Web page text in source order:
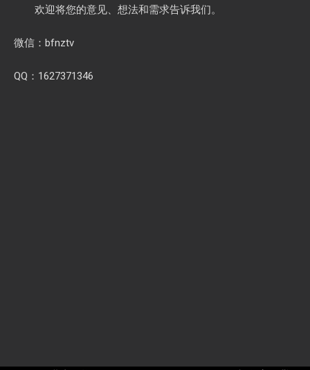
欢迎将您的意见、想法和需求告诉我们。
微信：bfnztv
QQ：1627371346